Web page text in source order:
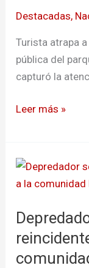
Destacadas,
Turista atrapa
pública del
capturó la
zona
en
Leer más »
Depredador
sexual
ladrón
reincidente